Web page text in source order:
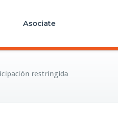
Asociate
restringida